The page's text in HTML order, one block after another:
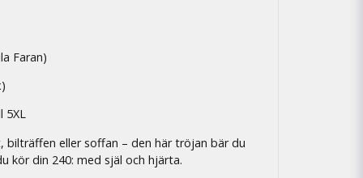
Faran)
5XL
bilträffen eller soffan – den här tröjan bär du
kör din 240: med själ och hjärta.